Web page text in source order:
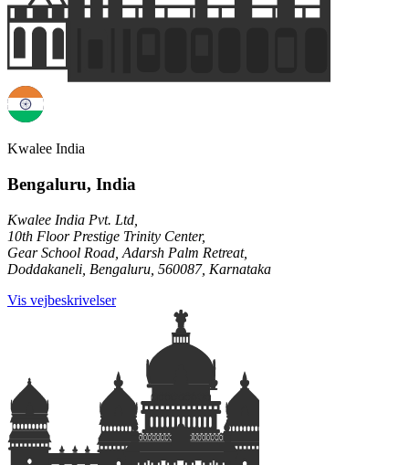
Kwalee India
Bengaluru, India
Kwalee India Pvt. Ltd,
10th Floor Prestige Trinity Center,
Gear School Road, Adarsh Palm Retreat,
Doddakaneli, Bengaluru, 560087, Karnataka
Vis vejbeskrivelser